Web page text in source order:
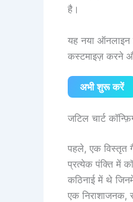
है।
यह नया ऑनलाइन
कस्टमाइज़ करने
अभी शुरू करें
जटिल चार्ट
पहले, एक विस्तृत
प्रत्येक पंक्ति में
कठिनाई में थे
एक निराशाजनक,